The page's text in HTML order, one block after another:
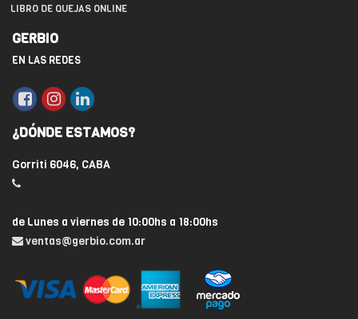
LIBRO DE QUEJAS ONLINE
GERBIO
EN LAS REDES
¿DÓNDE ESTAMOS?
Gorriti 6046, CABA
de Lunes a viernes de 10:00hs a 18:00hs
ventas@gerbio.com.ar